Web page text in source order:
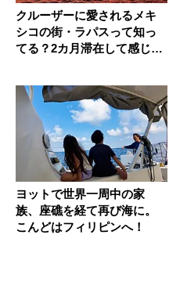
クルーザーに愛されるメキ
シコの街・ラパスって知っ
てる？2カ月滞在して感じた
ヨットで世界一周中の家
族、座礁を経て再び海に。
こんどはフィリピンへ！